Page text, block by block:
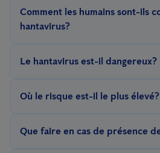
Comment les humains sont-ils
hantavirus?
poussières contaminées provenant
Le hantavirus est-il dangereux?
entraîner des complications graves.
Où le risque est-il le plus élevé?
garages, entrepôts, greniers ou
Que faire en cas de présence